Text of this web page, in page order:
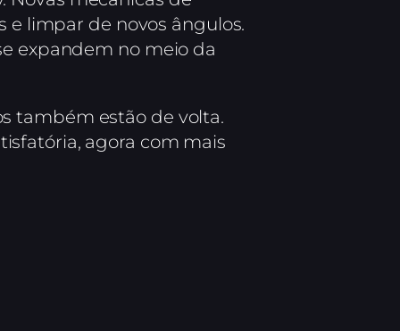
e limpar de novos ângulos.
expandem no meio da
também estão de volta.
agora com mais